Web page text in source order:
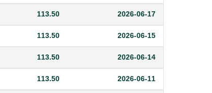
2026-06-17
113.50
2026-06-15
113.50
2026-06-14
113.50
2026-06-11
113.50